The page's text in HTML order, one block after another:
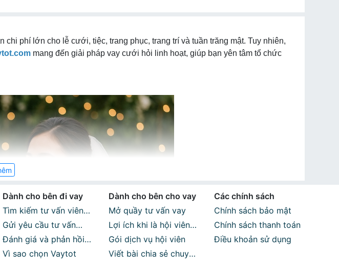
phí lớn cho lễ cưới, tiệc, trang phục, trang trí và tuần trăng mật. Tuy nhiên,
mang đến giải pháp vay cưới hỏi linh hoạt, giúp bạn yên tâm tổ chức
Dành cho bên đi vay
Tìm kiếm tư vấn viên
phù hợp
Gửi yêu cầu tư vấn
miễn phí
Đánh giá và phản hồi
sau khi sử dụng dịch
Vì sao chọn Vaytot
Dành cho bên cho vay
Mở quầy tư vấn vay
Lợi ích khi là hội viên
Vaytot
Gói dịch vụ hội viên
Viết bài chia sẻ chuyên
Các chính sách
Chính sách bảo mật
Chính sách thanh toán
Điều khoản sử dụng